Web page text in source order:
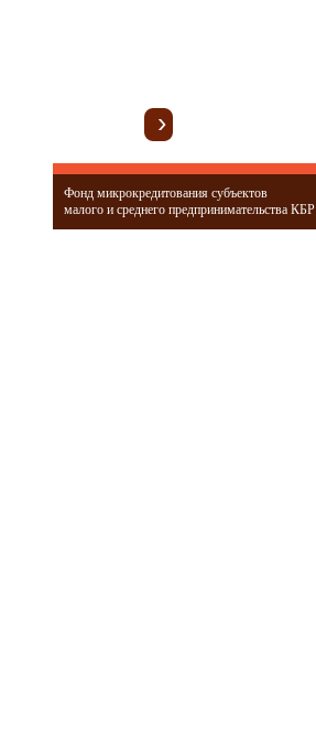
›
Фонд микрокредитования субъектов
малого и среднего предпринимательства КБР